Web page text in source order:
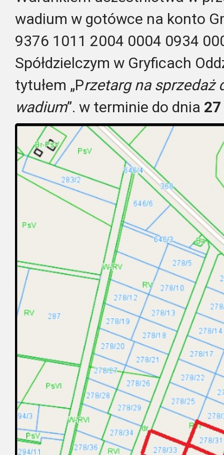
wadium w gotówce na konto
9376 1011 2004 0004 0934
Spółdzielczym w Gryficach
tytułem „Przetarg na
wadium”. w terminie do dnia